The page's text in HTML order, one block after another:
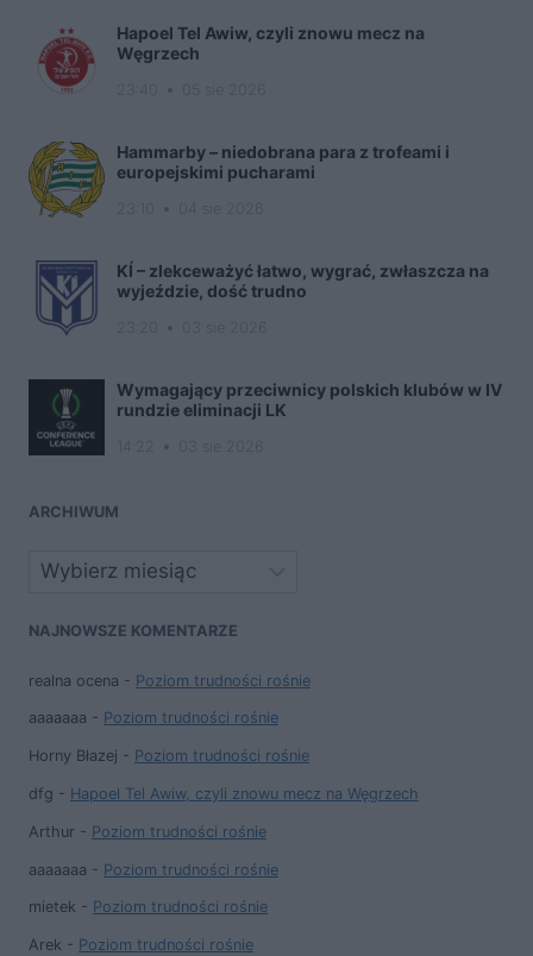
Hapoel Tel Awiw, czyli znowu mecz na
Węgrzech
Hammarby – niedobrana para z trofeami i
europejskimi pucharami
KÍ – zlekceważyć łatwo, wygrać, zwłaszcza na
wyjeździe, dość trudno
Wymagający przeciwnicy polskich klubów w IV
rundzie eliminacji LK
ARCHIWUM
Archiwa
NAJNOWSZE KOMENTARZE
realna ocena - Poziom trudności rośnie
aaaaaaa - Poziom trudności rośnie
Horny Błazej - Poziom trudności rośnie
dfg - Hapoel Tel Awiw, czyli znowu mecz na Węgrzech
Arthur - Poziom trudności rośnie
aaaaaaa - Poziom trudności rośnie
mietek - Poziom trudności rośnie
Arek - Poziom trudności rośnie